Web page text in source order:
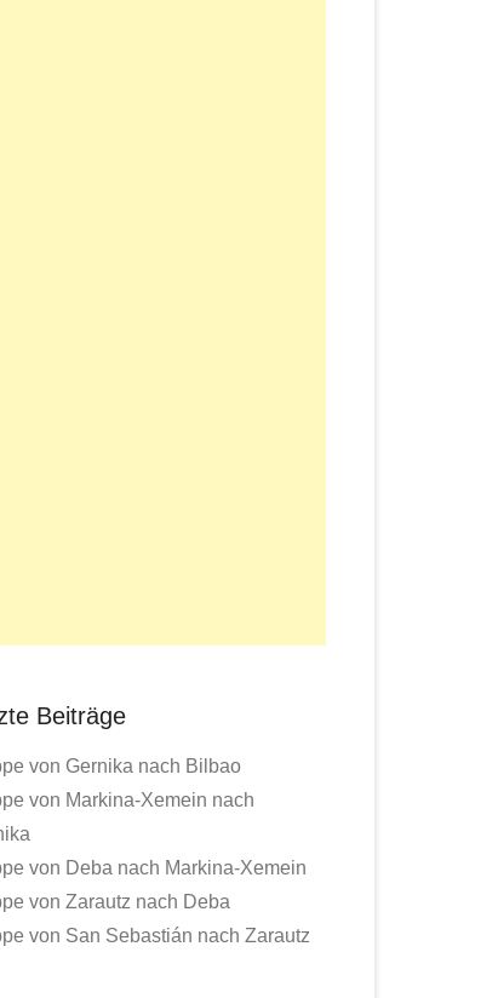
Beiträge
von Gernika nach Bilbao
von Markina-Xemein nach
von Deba nach Markina-Xemein
von Zarautz nach Deba
von San Sebastián nach Zarautz